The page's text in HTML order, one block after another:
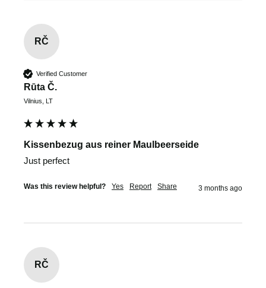
RČ
Verified Customer
Rūta Č.
Vilnius, LT
Kissenbezug aus reiner Maulbeerseide
Just perfect
Was this review helpful? Yes Report Share 3 months ago
RČ